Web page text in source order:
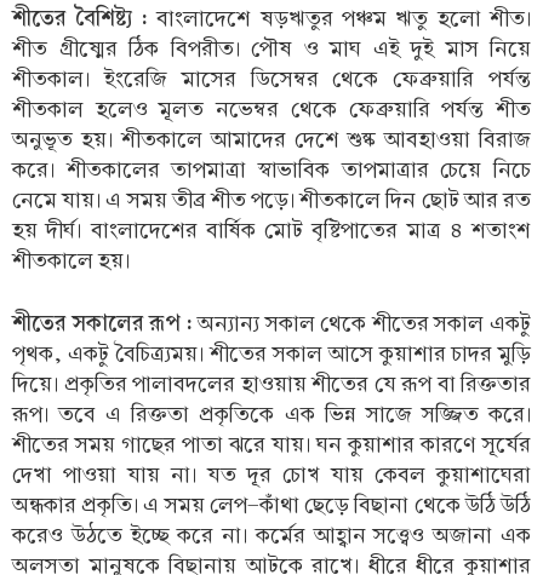
শীতের বৈশিষ্ট্য : বাংলাদেশে ষড়ঋতুর পঞ্চম ঋতু হলো শীত।
শীত গ্রীষ্মের ঠিক বিপরীত। পৌষ ও মাঘ এই দুই মাস নিয়ে
শীতকাল। ইংরেজি মাসের ডিসেম্বর থেকে ফেব্রুয়ারি পর্যন্ত
শীতকাল হলেও মূলত নভেম্বর থেকে ফেব্রুয়ারি পর্যন্ত শীত
অনুভূত হয়। শীতকালে আমাদের দেশে শুষ্ক আবহাওয়া বিরাজ
করে। শীতকালের তাপমাত্রা স্বাভাবিক তাপমাত্রার চেয়ে নিচে
নেমে যায়। এ সময় তীব্র শীত পড়ে। শীতকালে দিন ছোট আর রত
হয় দীর্ঘ। বাংলাদেশের বার্ষিক মোট বৃষ্টিপাতের মাত্র ৪ শতাংশ
শীতকালে হয়।
শীতের সকালের রূপ :অন্যান্য সকাল থেকে শীতের সকাল একটু
পৃথক, একটু বৈচিত্র্যময়। শীতের সকাল আসে কুয়াশার চাদর মুড়ি
দিয়ে। প্রকৃতির পালাবদলের হাওয়ায় শীতের যে রূপ বা রিক্ততার
রূপ। তবে এ রিক্ততা প্রকৃতিকে এক ভিন্ন সাজে সজ্জিত করে।
শীতের সময় গাছের পাতা ঝরে যায়। ঘন কুয়াশার কারণে সূর্যের
দেখা পাওয়া যায় না। যত দূর চোখ যায় কেবল কুয়াশাঘেরা
অন্ধকার প্রকৃতি। এ সময় লেপ-কাঁথা ছেড়ে বিছানা থেকে উঠি উঠি
করেও উঠতে ইচ্ছে করে না। কর্মের আহ্বান সত্ত্বেও অজানা এক
অলসতা মানুষকে বিছানায় আটকে রাখে। ধীরে ধীরে কুয়াশার